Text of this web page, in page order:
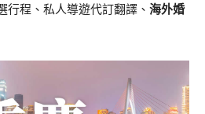
程、私人導遊代訂翻譯、 海外婚